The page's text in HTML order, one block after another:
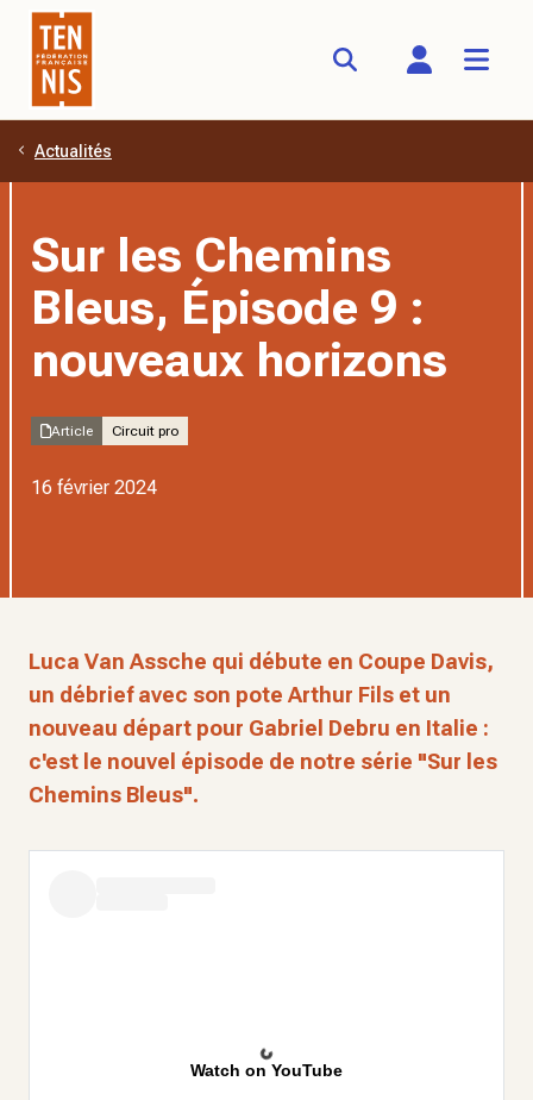
Aller au contenu principal
Actualités
Sur les Chemins
Bleus, Épisode 9 :
nouveaux horizons
Article Circuit pro
16 février 2024
Luca Van Assche qui débute en Coupe Davis,
un débrief avec son pote Arthur Fils et un
nouveau départ pour Gabriel Debru en Italie :
c'est le nouvel épisode de notre série "Sur les
Chemins Bleus".
Watch on YouTube